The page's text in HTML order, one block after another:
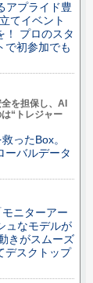
アプライド豊
てイベント
！ プロのスタ
で初参加でも
を担保し、AI
“トレジャー
ったBox。
ーバルデータ
ニターアー
ュなモデルが
きがスムーズ
デスクトップ